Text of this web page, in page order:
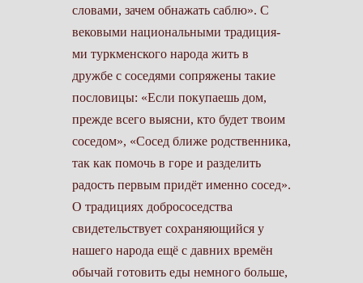
словами, зачем обнажать саблю». С
вековыми национальными традиция­
ми туркменского народа жить в
дружбе с соседями сопряжены такие
пословицы: «Если покупаешь дом,
прежде всего выясни, кто будет твоим
соседом», «Сосед ближе родственника,
так как помочь в горе и разделить
радость первым придёт именно сосед».
О традициях добрососедства
свидетельствует сохраняющийся у
нашего народа ещё с давних времён
обычай готовить еды немного больше,